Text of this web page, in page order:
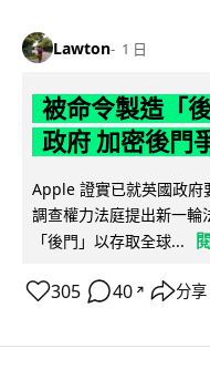
Lawton 1 日
被命令製造「
政府 加密後門
Apple 證實已就英國政府
調查權力法庭提出新一
「後門」以存取全球...
305 40 ↗ 分享